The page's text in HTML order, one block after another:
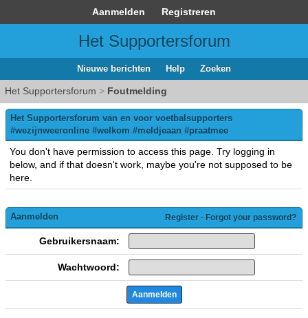
Aanmelden Registreren
Het Supportersforum
Nieuwe berichten Help Zoeken
Het Supportersforum > Foutmelding
Het Supportersforum van en voor voetbalsupporters
#wezijnweeronline #welkom #meldjeaan #praatmee
You don't have permission to access this page. Try logging in
below, and if that doesn't work, maybe you're not supposed to be
here.
Register · Forgot your password?
Aanmelden
Gebruikersnaam:
Wachtwoord: